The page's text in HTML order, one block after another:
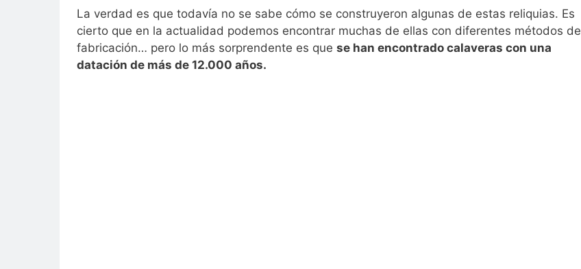
La verdad es que todavía no se sabe cómo se construyeron algunas de estas reliquias. Es
cierto que en la actualidad podemos encontrar muchas de ellas con diferentes métodos de
fabricación… pero lo más sorprendente es que se han encontrado calaveras con una
datación de más de 12.000 años.